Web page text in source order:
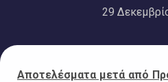
29
Αποτελέσματα μετά από